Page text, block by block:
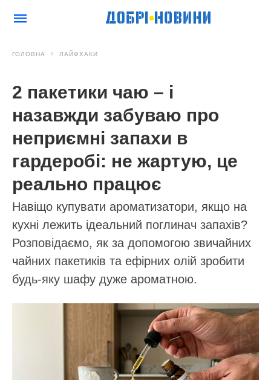
ГОЛОВНА ЛАЙФХАКИ
2 пакетики чаю – і
назавжди забуваю про
неприємні запахи в
гардеробі: не жартую, це
реально працює
Навіщо купувати ароматизатори, якщо на
кухні лежить ідеальний поглинач запахів?
Розповідаємо, як за допомогою звичайних
чайних пакетиків та ефірних олій зробити
будь-яку шафу дуже ароматною.